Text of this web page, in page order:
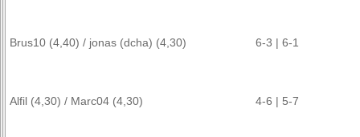
Brus10 (4,40) / jonas (dcha) (4,30) 6-3 | 6-1
Alfil (4,30) / Marc04 (4,30) 4-6 | 5-7